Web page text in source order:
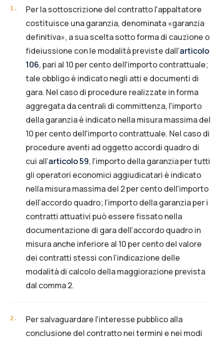
1.
Per la sottoscrizione del contratto l'appaltatore
costituisce una garanzia, denominata «garanzia
definitiva», a sua scelta sotto forma di cauzione o
fideiussione con le modalità previste dall’articolo
106, pari al 10 per cento dell'importo contrattuale;
tale obbligo è indicato negli atti e documenti di
gara. Nel caso di procedure realizzate in forma
aggregata da centrali di committenza, l'importo
della garanzia è indicato nella misura massima del
10 per cento dell'importo contrattuale. Nel caso di
procedure aventi ad oggetto accordi quadro di
cui all’articolo 59, l'importo della garanzia per tutti
gli operatori economici aggiudicatari è indicato
nella misura massima del 2 per cento dell'importo
dell’accordo quadro; l’importo della garanzia per i
contratti attuativi può essere fissato nella
documentazione di gara dell’accordo quadro in
misura anche inferiore al 10 per cento del valore
dei contratti stessi con l’indicazione delle
modalità di calcolo della maggiorazione prevista
dal comma 2.
2 .
Per salvaguardare l'interesse pubblico alla
conclusione del contratto nei termini e nei modi